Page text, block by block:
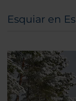
Esquiar en